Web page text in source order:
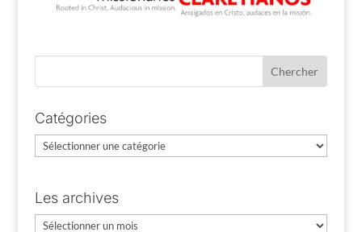
Catégories
Catégories
Les archives
Les